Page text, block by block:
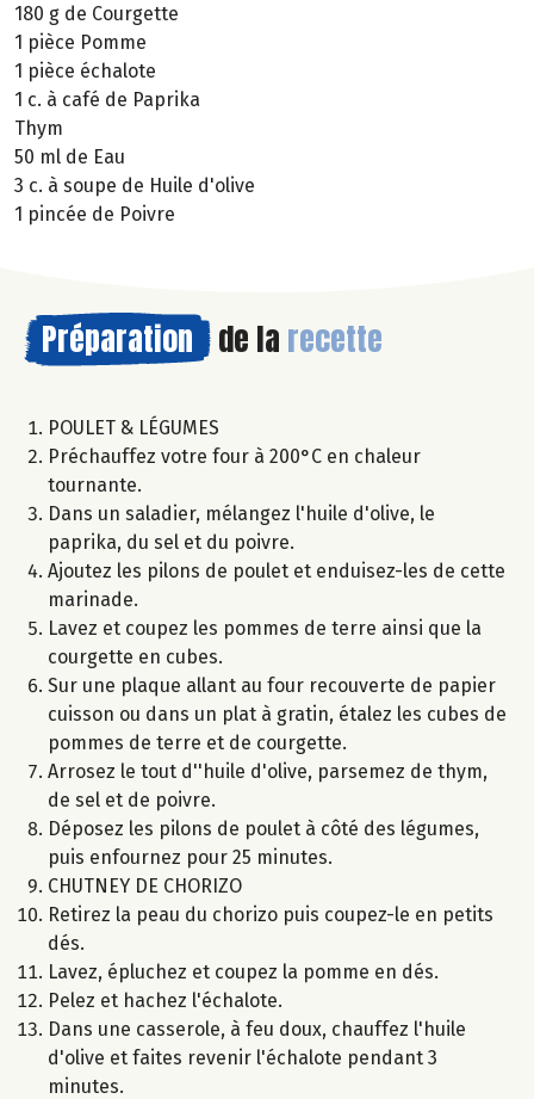
180 g de Courgette
1 pièce Pomme
1 pièce échalote
1 c. à café de Paprika
Thym
50 ml de Eau
3 c. à soupe de Huile d'olive
1 pincée de Poivre
Préparation de la recette
POULET & LÉGUMES
Préchauffez votre four à 200°C en chaleur
tournante.
Dans un saladier, mélangez l'huile d'olive, le
paprika, du sel et du poivre.
Ajoutez les pilons de poulet et enduisez-les de cette
marinade.
Lavez et coupez les pommes de terre ainsi que la
courgette en cubes.
Sur une plaque allant au four recouverte de papier
cuisson ou dans un plat à gratin, étalez les cubes de
pommes de terre et de courgette.
Arrosez le tout d''huile d'olive, parsemez de thym,
de sel et de poivre.
Déposez les pilons de poulet à côté des légumes,
puis enfournez pour 25 minutes.
CHUTNEY DE CHORIZO
Retirez la peau du chorizo puis coupez-le en petits
dés.
Lavez, épluchez et coupez la pomme en dés.
Pelez et hachez l'échalote.
Dans une casserole, à feu doux, chauffez l'huile
d'olive et faites revenir l'échalote pendant 3
minutes.